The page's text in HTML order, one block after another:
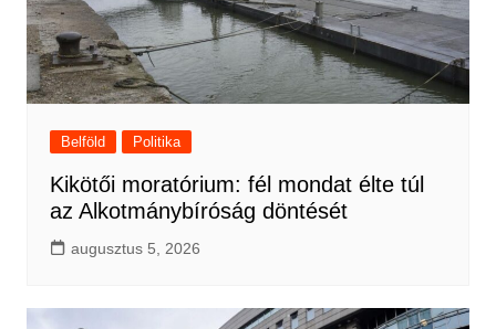
Belföld Politika
Kikötői moratórium: fél mondat élte túl
az Alkotmánybíróság döntését
augusztus 5, 2026